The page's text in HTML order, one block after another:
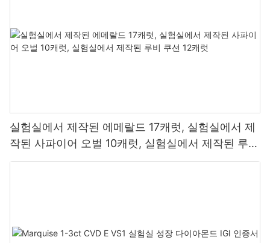
실험실에서 제작된 에메랄드 17캐럿, 실험실에서 제
작된 사파이어 오벌 10캐럿, 실험실에서 제작된 루비
쿠션 12캐럿